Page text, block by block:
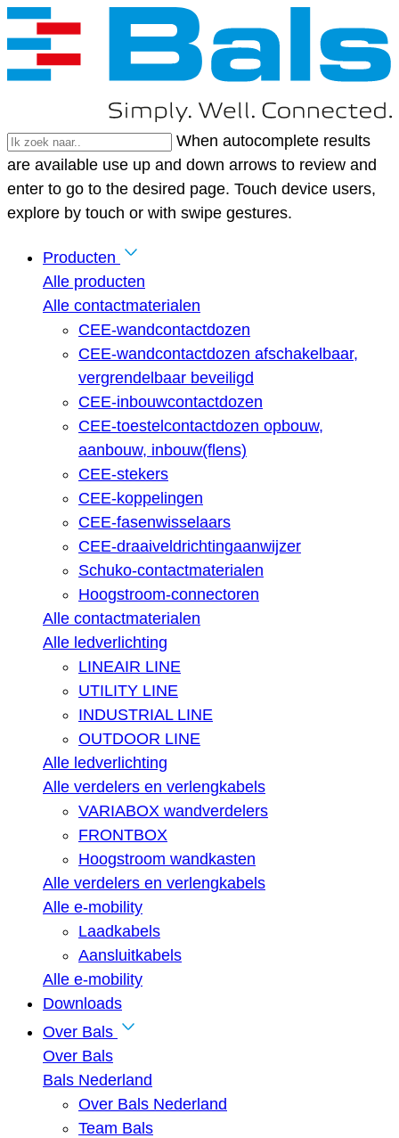
When autocomplete results
are available use up and down arrows to review and
enter to go to the desired page. Touch device users,
explore by touch or with swipe gestures.
Producten
Alle producten
Alle contactmaterialen
CEE-wandcontactdozen
CEE-wandcontactdozen afschakelbaar,
vergrendelbaar beveiligd
CEE-inbouwcontactdozen
CEE-toestelcontactdozen opbouw,
aanbouw, inbouw(flens)
CEE-stekers
CEE-koppelingen
CEE-fasenwisselaars
CEE-draaiveldrichtingaanwijzer
Schuko-contactmaterialen
Hoogstroom-connectoren
Alle contactmaterialen
Alle ledverlichting
LINEAIR LINE
UTILITY LINE
INDUSTRIAL LINE
OUTDOOR LINE
Alle ledverlichting
Alle verdelers en verlengkabels
VARIABOX wandverdelers
FRONTBOX
Hoogstroom wandkasten
Alle verdelers en verlengkabels
Alle e-mobility
Laadkabels
Aansluitkabels
Alle e-mobility
Downloads
Over Bals
Over Bals
Bals Nederland
Over Bals Nederland
Team Bals